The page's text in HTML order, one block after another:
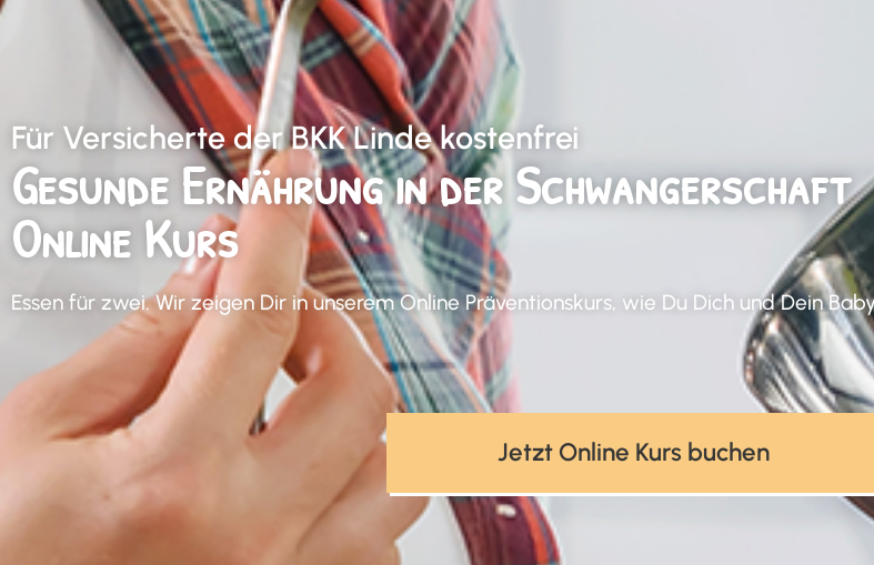
Für Versicherte der BKK Linde kostenfrei
Gesunde Ernährung in der Schwangerschaft
Online Kurs
Essen für zwei. Wir zeigen Dir in unserem Online Präventionskurs, wie Du Dich und Dein
Jetzt Online Kurs buchen